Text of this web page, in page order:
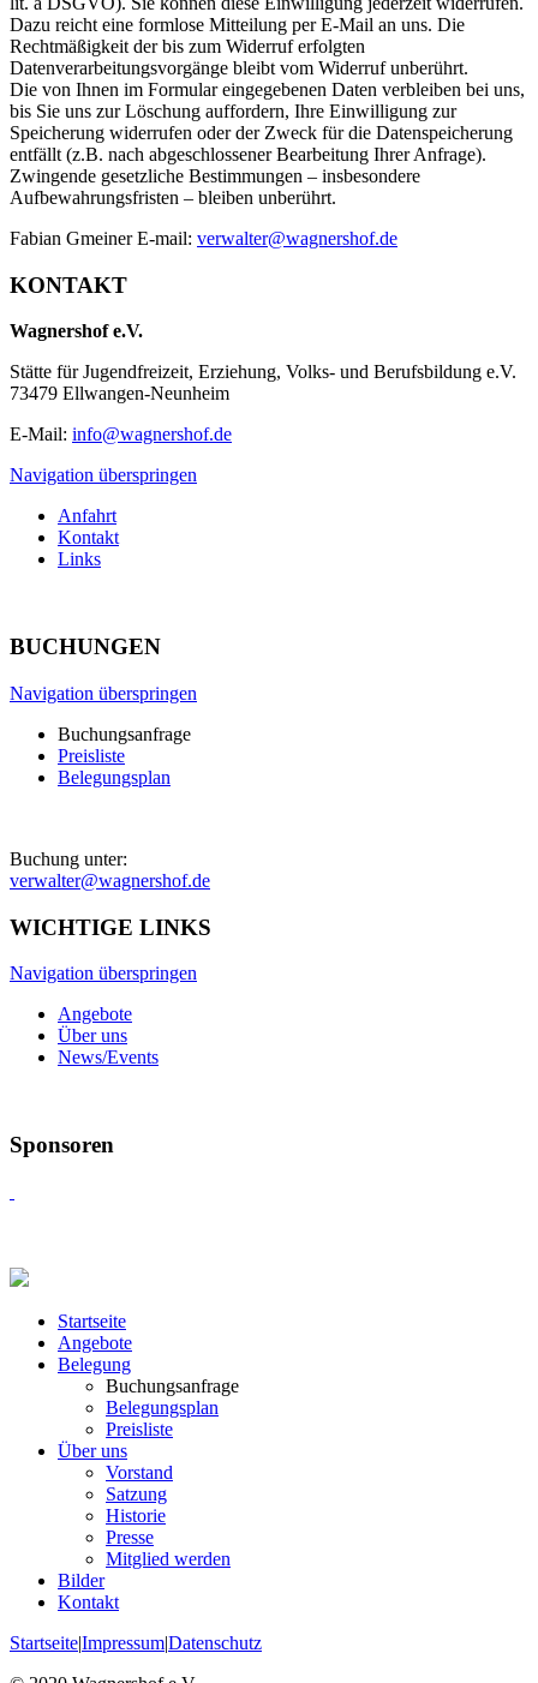
Dazu reicht eine formlose Mitteilung per E-Mail an uns. Die
Rechtmäßigkeit der bis zum Widerruf erfolgten
Datenverarbeitungsvorgänge bleibt vom Widerruf unberührt.
Die von Ihnen im Formular eingegebenen Daten verbleiben bei uns,
bis Sie uns zur Löschung auffordern, Ihre Einwilligung zur
Speicherung widerrufen oder der Zweck für die Datenspeicherung
entfällt (z.B. nach abgeschlossener Bearbeitung Ihrer Anfrage).
Zwingende gesetzliche Bestimmungen – insbesondere
Aufbewahrungsfristen – bleiben unberührt.
Fabian Gmeiner E-mail: verwalter@wagnershof.de
KONTAKT
Wagnershof e.V.
Stätte für Jugendfreizeit, Erziehung, Volks- und Berufsbildung e.V.
73479 Ellwangen-Neunheim
E-Mail: info@wagnershof.de
Navigation überspringen
Anfahrt
Kontakt
Links
BUCHUNGEN
Navigation überspringen
Buchungsanfrage
Preisliste
Belegungsplan
Buchung unter:
verwalter@wagnershof.de
WICHTIGE LINKS
Navigation überspringen
Angebote
Über uns
News/Events
Sponsoren
Startseite
Angebote
Belegung
Buchungsanfrage
Belegungsplan
Preisliste
Über uns
Vorstand
Satzung
Historie
Presse
Mitglied werden
Bilder
Kontakt
Startseite|Impressum|Datenschutz